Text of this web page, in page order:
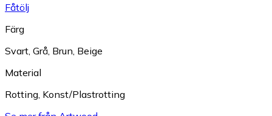
Fåtölj
Färg
Svart, Grå, Brun, Beige
Material
Rotting, Konst/Plastrotting